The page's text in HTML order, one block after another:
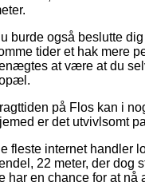
burde også beslutte
tider et hak mere
at være at du
på Flos kan i
er det utvivlsomt
fleste internet handler
22 meter, der dog
har en chance for at nå